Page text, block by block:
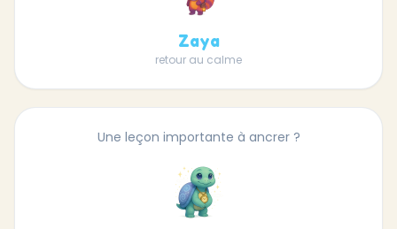
Zaya
retour au calme
Une leçon importante à ancrer ?